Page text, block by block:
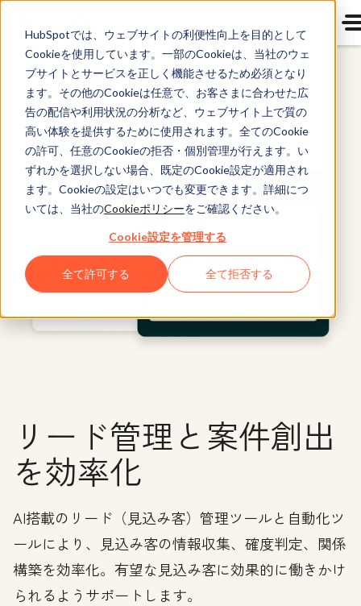
HubSpotでは、ウェブサイトの利便性向上を目的として
Cookieを使用しています。一部のCookieは、当社のウェ
ブサイトとサービスを正しく機能させるため必須となり
ます。その他のCookieは任意で、お客さまに合わせた広
告の配信や利用状況の分析など、ウェブサイト上で質の
高い体験を提供するために使用されます。全てのCookie
の許可、任意のCookieの拒否・個別管理が行えます。い
ずれかを選択しない場合、既定のCookie設定が適用され
ます。Cookieの設定はいつでも変更できます。詳細につ
いては、当社のCookieポリシーをご確認ください。
Cookie設定を管理する
全て許可する 全て拒否する
Sales Hub
リード管理と案件創出
を効率化
AI搭載のリード（見込み客）管理ツールと自動化ツ
ールにより、見込み客の情報収集、確度判定、関係
構築を効率化。有望な見込み客に効果的に働きかけ
られるようサポートします。